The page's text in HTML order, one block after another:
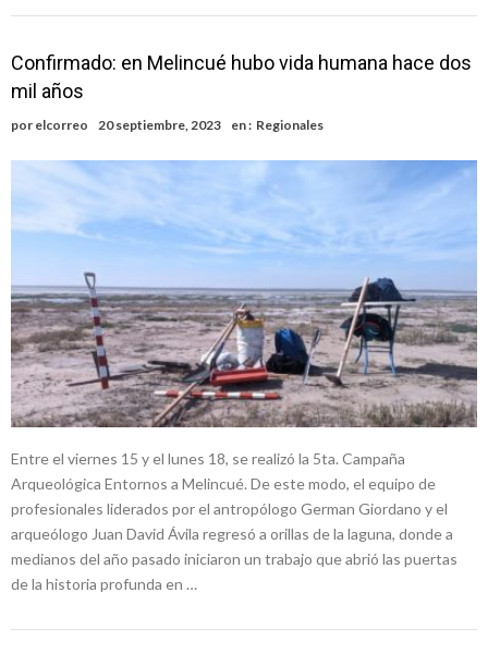
Confirmado: en Melincué hubo vida humana hace dos
mil años
por elcorreo 20 septiembre, 2023 en : Regionales
Entre el viernes 15 y el lunes 18, se realizó la 5ta. Campaña
Arqueológica Entornos a Melincué. De este modo, el equipo de
profesionales liderados por el antropólogo German Giordano y el
arqueólogo Juan David Ávila regresó a orillas de la laguna, donde a
medianos del año pasado iniciaron un trabajo que abrió las puertas
de la historia profunda en …